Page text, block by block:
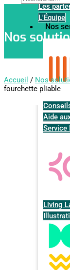
Les
L'Équipe
Nos
Aide
Service
Living
Nos
Accueil / Nos
fourchette pliable